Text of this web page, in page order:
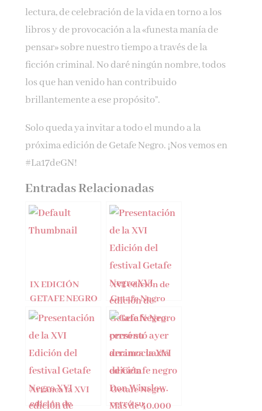
lectura, de celebración de la vida en torno a los
libros y de provocación a la «funesta manía de
pensar» sobre nuestro tiempo a través de la
ficción criminal. No daré ningún nombre, todos
los que han venido han contribuido
brillantemente a ese propósito”.
Solo queda ya invitar a todo el mundo a la
próxima edición de Getafe Negro. ¡Nos vemos en
#La17deGN!
Entradas Relacionadas
IX EDICIÓN
GETAFE NEGRO
XVI edición de
Getafe Negro
Arranca la XVI
edición de
Getafe Negro
cerró su